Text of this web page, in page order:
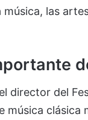
las
director del
música